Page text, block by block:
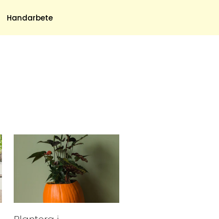
Handarbete
Nyhetsbrev
Om Cookies
Integritetspolicy
Skapa Konto